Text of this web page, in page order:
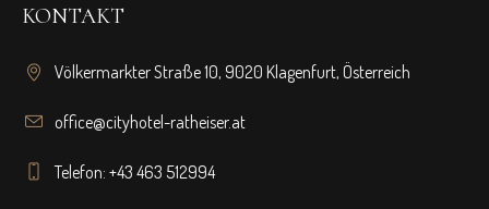
KONTAKT
Völkermarkter Straße 10, 9020 Klagenfurt, Österreich
office@cityhotel-ratheiser.at
Telefon: +43 463 512994